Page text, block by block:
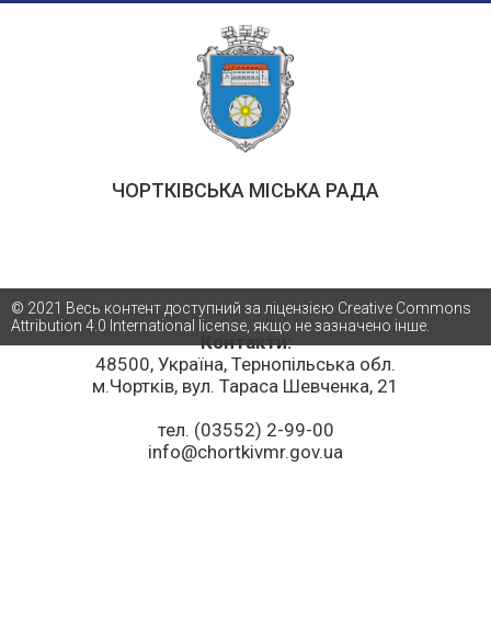
ЧОРТКІВСЬКА МІСЬКА РАДА
Контакти:
48500, Україна, Тернопільська обл.
м.Чортків, вул. Тараса Шевченка, 21
тел. (03552) 2-99-00
info@chortkivmr.gov.ua
© 2021 Весь контент доступний за ліцензією Creative Commons
Attribution 4.0 International license, якщо не зазначено інше.